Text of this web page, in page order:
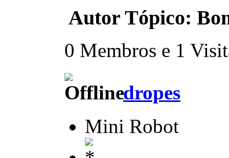
Autor Tópico:
0 Membros e 1
dropes
Mini Robot